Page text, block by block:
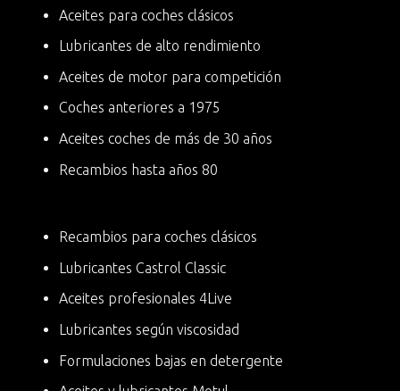
Aceites para coches clásicos
Lubricantes de alto rendimiento
Aceites de motor para competición
Coches anteriores a 1975
Aceites coches de más de 30 años
Recambios hasta años 80
Recambios para coches clásicos
Lubricantes Castrol Classic
Aceites profesionales 4Live
Lubricantes según viscosidad
Formulaciones bajas en detergente